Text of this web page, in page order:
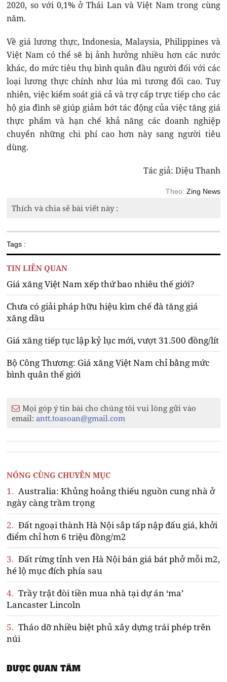
2020, so với 0,1% ở Thái Lan và Việt Nam trong cùng
năm.
Về giá lương thực, Indonesia, Malaysia, Philippines và
Việt Nam có thể sẽ bị ảnh hưởng nhiều hơn các nước
khác, do mức tiêu thụ bình quân đầu người đối với các
loại lương thực chính như lúa mì tương đối cao. Tuy
nhiên, việc kiểm soát giá cả và trợ cấp trực tiếp cho các
hộ gia đình sẽ giúp giảm bớt tác động của việc tăng giá
thực phẩm và hạn chế khả năng các doanh nghiệp
chuyển những chi phí cao hơn này sang người tiêu
dùng.
Tác giả: Diệu Thanh
Theo: Zing News
Thích và chia sẻ bài viết này :
Tags :
TIN LIÊN QUAN
Giá xăng Việt Nam xếp thứ bao nhiêu thế giới?
Chưa có giải pháp hữu hiệu kìm chế đà tăng giá
xăng dầu
Giá xăng tiếp tục lập kỷ lục mới, vượt 31.500 đồng/lít
Bộ Công Thương: Giá xăng Việt Nam chỉ bằng mức
bình quân thế giới
Mọi góp ý tin bài cho chúng tôi vui lòng gửi vào
email:antt.toasoan@gmail.com
NÓNG CÙNG CHUYÊN MỤC
1. Australia: Khủng hoảng thiếu nguồn cung nhà ở
ngày càng trầm trọng
2. Đất ngoại thành Hà Nội sắp tấp nập đấu giá, khởi
điểm chỉ hơn 6 triệu đồng/m2
3. Đất rừng tỉnh ven Hà Nội bán giá bát phở mỗi m2,
hé lộ mục đích phía sau
4. Trầy trật đòi tiền mua nhà tại dự án ‘ma’
Lancaster Lincoln
5. Tháo dỡ nhiều biệt phủ xây dựng trái phép trên
núi
ĐƯỢC QUAN TÂM